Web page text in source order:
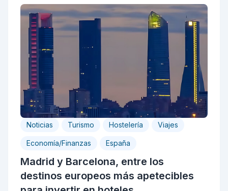
Noticias Turismo Hostelería Viajes
Economía/Finanzas España
Madrid y Barcelona, entre los
destinos europeos más apetecibles